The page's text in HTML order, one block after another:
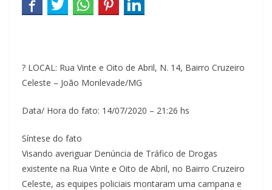
? LOCAL: Rua Vinte e Oito de Abril, N. 14, Bairro Cruzeiro
Celeste – João Monlevade/MG
Data/ Hora do fato: 14/07/2020 – 21:26 hs
Síntese do fato
Visando averiguar Denúncia de Tráfico de Drogas
existente na Rua Vinte e Oito de Abril, no Bairro Cruzeiro
Celeste, as equipes policiais montaram uma campana e